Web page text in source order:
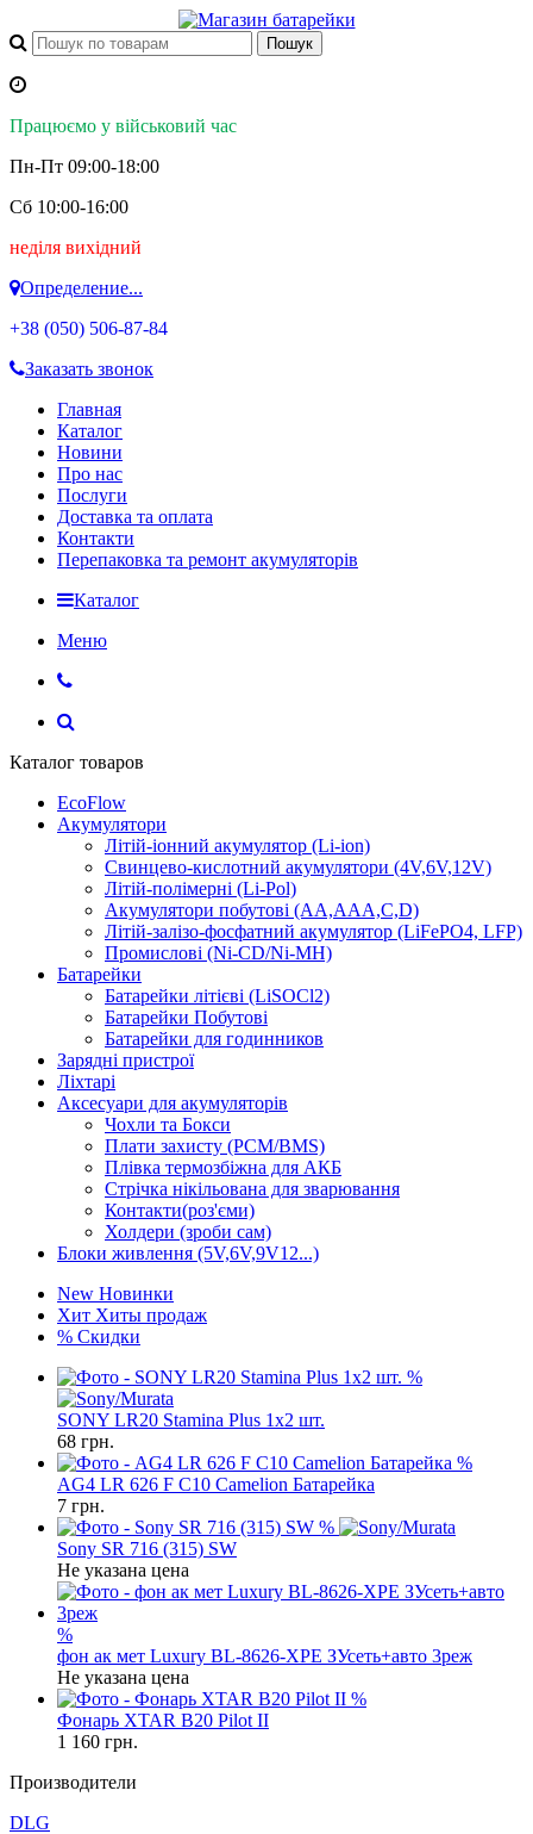
Працюємо у військовий час
Пн-Пт 09:00-18:00
Сб 10:00-16:00
неділя вихідний
Определение...
+38 (050) 506-87-84
Заказать звонок
Главная
Каталог
Новини
Про нас
Послуги
Доставка та оплата
Контакти
Перепаковка та ремонт акумуляторів
Каталог
Меню
Каталог товаров
EcoFlow
Акумулятори
Літій-іонний акумулятор (Li-ion)
Свинцево-кислотний акумулятори (4V,6V,12V)
Літій-полімерні (Li-Pol)
Акумулятори побутові (AA,AAA,C,D)
Літій-залізо-фосфатний акумулятор (LiFePO4, LFP)
Промислові (Ni-CD/Ni-MH)
Батарейки
Батарейки літієві (LiSOCl2)
Батарейки Побутові
Батарейки для годинников
Зарядні пристрої
Ліхтарі
Аксесуари для акумуляторів
Чохли та Бокси
Плати захисту (PCM/BMS)
Плівка термозбіжна для АКБ
Стрічка нікільована для зварювання
Контакти(роз'єми)
Холдери (зроби сам)
Блоки живлення (5V,6V,9V12...)
New Новинки
Хит Хиты продаж
% Скидки
%
SONY LR20 Stamina Plus 1x2 шт.
68 грн.
%
AG4 LR 626 F C10 Camelion Батарейка
7 грн.
%
Sony SR 716 (315) SW
Не указана цена
%
фон ак мет Luxury BL-8626-XPE ЗУсеть+авто 3реж
Не указана цена
%
Фонарь XTAR B20 Pilot II
1 160 грн.
Производители
DLG